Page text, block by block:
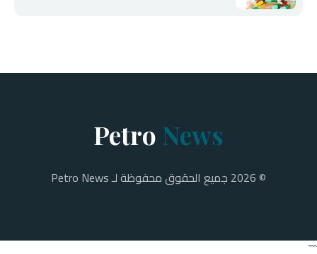
Petro News
© 2026 جميع الحقوق محفوظة لـ Petro News
```